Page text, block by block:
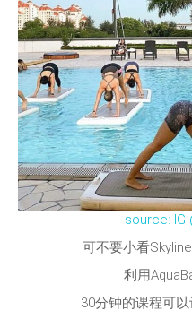
source: IG
可不要小看
利用
30分钟的课程可